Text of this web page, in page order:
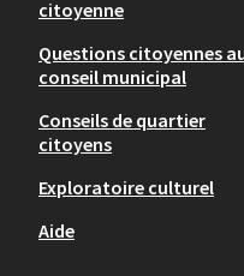
citoyenne
Questions citoyennes
conseil municipal
Conseils de quartier
citoyens
Exploratoire culturel
Aide